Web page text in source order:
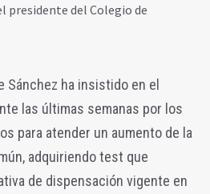
presidente del Colegio de
Sánchez ha insistido en el
las últimas semanas por los
para atender un aumento de la
adquiriendo test que
de dispensación vigente en